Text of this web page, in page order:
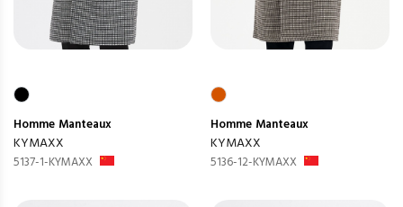
Homme Manteaux
KYMAXX
5137-1-KYMAXX
Homme Manteaux
KYMAXX
5136-12-KYMAXX